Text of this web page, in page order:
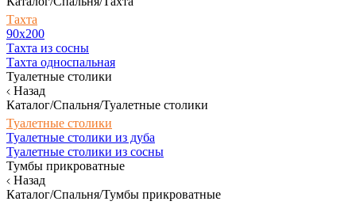
Тахта
90х200
Тахта из сосны
Тахта односпальная
Туалетные столики
Назад
Каталог/Спальня/Туалетные столики
Туалетные столики
Туалетные столики из дуба
Туалетные столики из сосны
Тумбы прикроватные
Назад
Каталог/Спальня/Тумбы прикроватные